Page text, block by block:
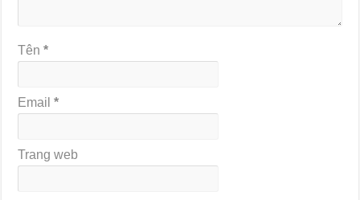
Tên*
Email*
Trang web